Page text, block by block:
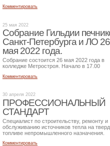
Комментировать
25 мая 2022
Собрание Гильдии
Санкт-Петербурга и ЛО 26
мая 2022 года.
Собрание состоится 26 мая 2022 года в
колледже Метростроя. Начало в 17.00
Комментировать
30 апреля 2022
ПРОФЕССИОНАЛЬНЫЙ
СТАНДАРТ
Специалист по строительству, ремонту и
обслуживанию источников тепла на
топливе непромышленного назначения.
Комментировать